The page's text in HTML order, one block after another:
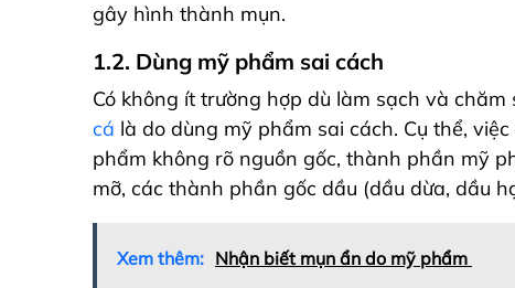
gây hình thành mụn.
1.2. Dùng mỹ phẩm sai cách
Có không ít trường hợp dù làm sạch và
cá là do dùng mỹ phẩm sai cách. Cụ thể,
phẩm không rõ nguồn gốc, thành phần mỹ
mỡ, các thành phần gốc dầu (dầu dừa, dầu
Xem thêm: Nhận biết mụn ẩn do mỹ phẩm